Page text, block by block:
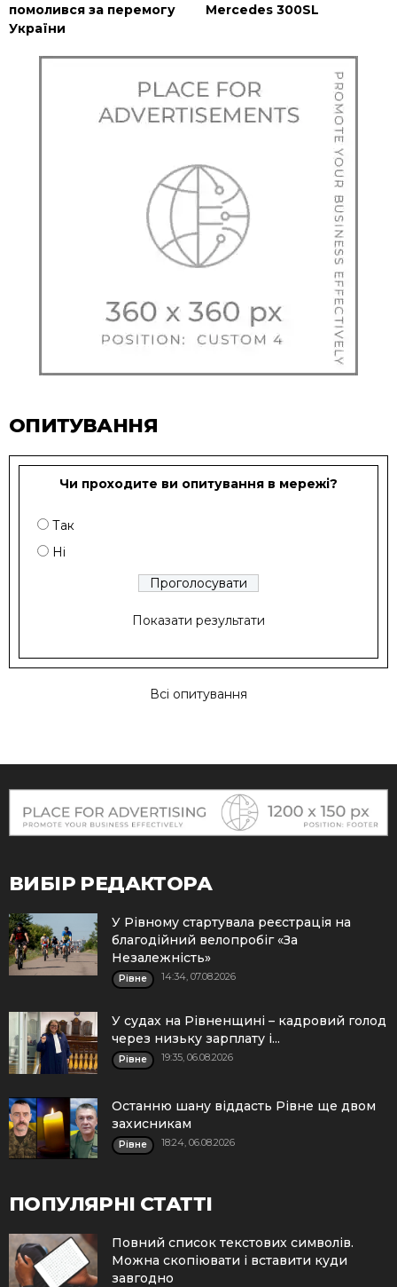
помолився за перемогу
України
Mercedes 300SL
ОПИТУВАННЯ
Чи проходите ви опитування в мережі?
Так
Ні
Показати результати
Всі опитування
ВИБІР РЕДАКТОРА
У Рівному стартувала реєстрація на
благодійний велопробіг «За
Незалежність»
Рівне 14:34, 07.08.2026
У судах на Рівненщині – кадровий голод
через низьку зарплату і...
Рівне 19:35, 06.08.2026
Останню шану віддасть Рівне ще двом
захисникам
Рівне 18:24, 06.08.2026
ПОПУЛЯРНІ СТАТТІ
Повний список текстових символів.
Можна скопіювати і вставити куди
завгодно